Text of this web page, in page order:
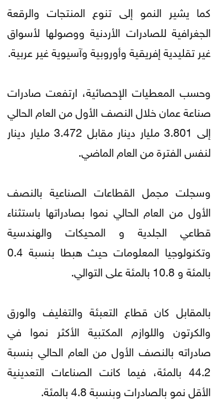
كما يشير النمو إلى تنوع المنتجات والرقعة
الجغرافية للصادرات الأردنية ووصولها لأسواق
غير تقليدية إفريقية وأوروبية وآسيوية غير عربية.
وحسب المعطيات الإحصائية، ارتفعت صادرات
صناعة عمان خلال النصف الأول من العام الحالي
إلى 3.801 مليار دينار مقابل 3.472 مليار دينار
لنفس الفترة من العام الماضي.
وسجلت مجمل القطاعات الصناعية بالنصف
الأول من العام الحالي نموا بصادراتها باستثناء
قطاعي الجلدية و المحيكات والهندسية
وتكنولوجيا المعلومات حيث هبطا بنسبة 0.4
بالمئة و 10.8 بالمئة على التوالي.
بالمقابل كان قطاع التعبئة والتغليف والورق
والكرتون واللوازم المكتبية الأكثر نموا في
صادراته بالنصف الأول من العام الحالي بنسبة
44.2 بالمئة، فيما كانت الصناعات التعدينية
الأقل نمو بالصادرات وبنسبة 4.8 بالمئة.